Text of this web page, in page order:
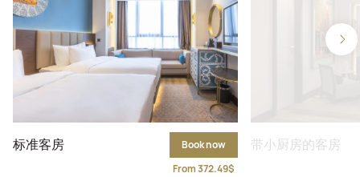
标准客房
Book now
From 372.49$
带小厨房的客房